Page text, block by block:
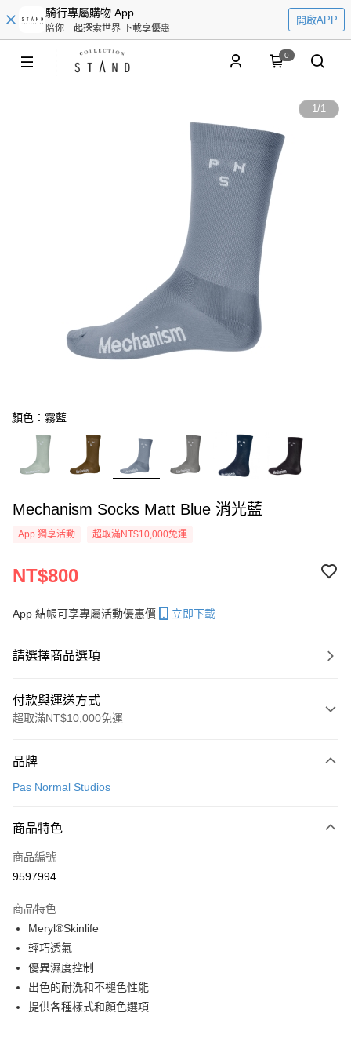
騎行專屬購物 App
陪你一起探索世界 下載享優惠
開啟APP
0
1/1
顏色：霧藍
Mechanism Socks Matt Blue 消光藍
App 獨享活動 超取滿NT$10,000免運
NT$800
App 結帳可享專屬活動優惠價 立即下載
請選擇商品選項
付款與運送方式
超取滿NT$10,000免運
信用卡一次付款
LINE Pay
Apple Pay
運送方式
全家店到店
每筆NT$80，滿NT$10,000(含以上)免運費
付款後全家取貨
品牌
Pas Normal Studios
商品特色
商品編號
9597994
商品特色
Meryl®Skinlife
輕巧透氣
優異濕度控制
出色的耐洗和不褪色性能
提供各種樣式和顏色選項